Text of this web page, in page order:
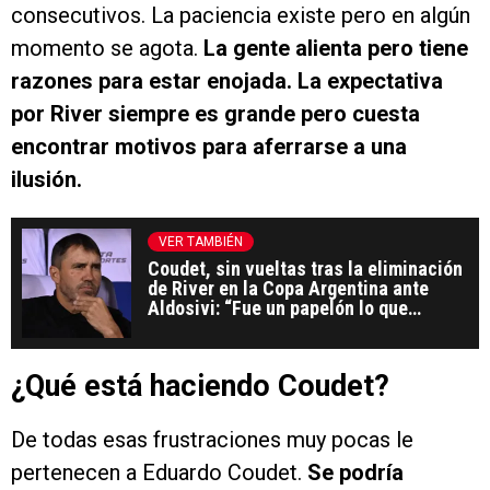
consecutivos. La paciencia existe pero en algún
momento se agota. La gente alienta pero tiene
razones para estar enojada. La expectativa
por River siempre es grande pero cuesta
encontrar motivos para aferrarse a una
ilusión.
VER TAMBIÉN
Coudet, sin vueltas tras la eliminación
de River en la Copa Argentina ante
Aldosivi: “Fue un papelón lo que
¿Qué está haciendo Coudet?
De todas esas frustraciones muy pocas le
pertenecen a Eduardo Coudet. Se podría